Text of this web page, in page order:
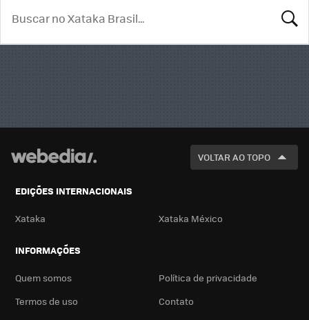
VOLTAR AO TOPO
EDIÇÕES INTERNACIONAIS
Xataka Xataka México
INFORMAÇÕES
Quem somos
Política de privacidade
Termos de uso
Contato